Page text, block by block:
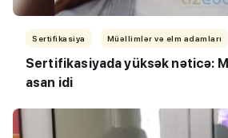
Sertifikasiya Müəllimlər və elm adamları
Sertifikasiyada yüksək nəticə:
asan idi